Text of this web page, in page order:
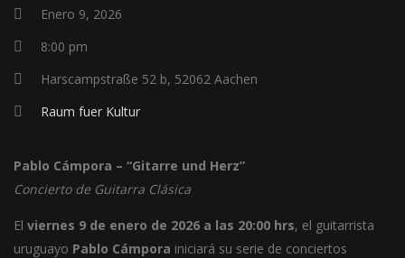
Enero 9, 2026
8:00 pm
Harscampstraße 52 b, 52062 Aachen
Raum fuer Kultur
Pablo Cámpora – “Gitarre und Herz”
Concierto de Guitarra Clásica
El viernes 9 de enero de 2026 a las 20:00 hrs, el guitarrista
uruguayo Pablo Cámpora iniciará su serie de conciertos